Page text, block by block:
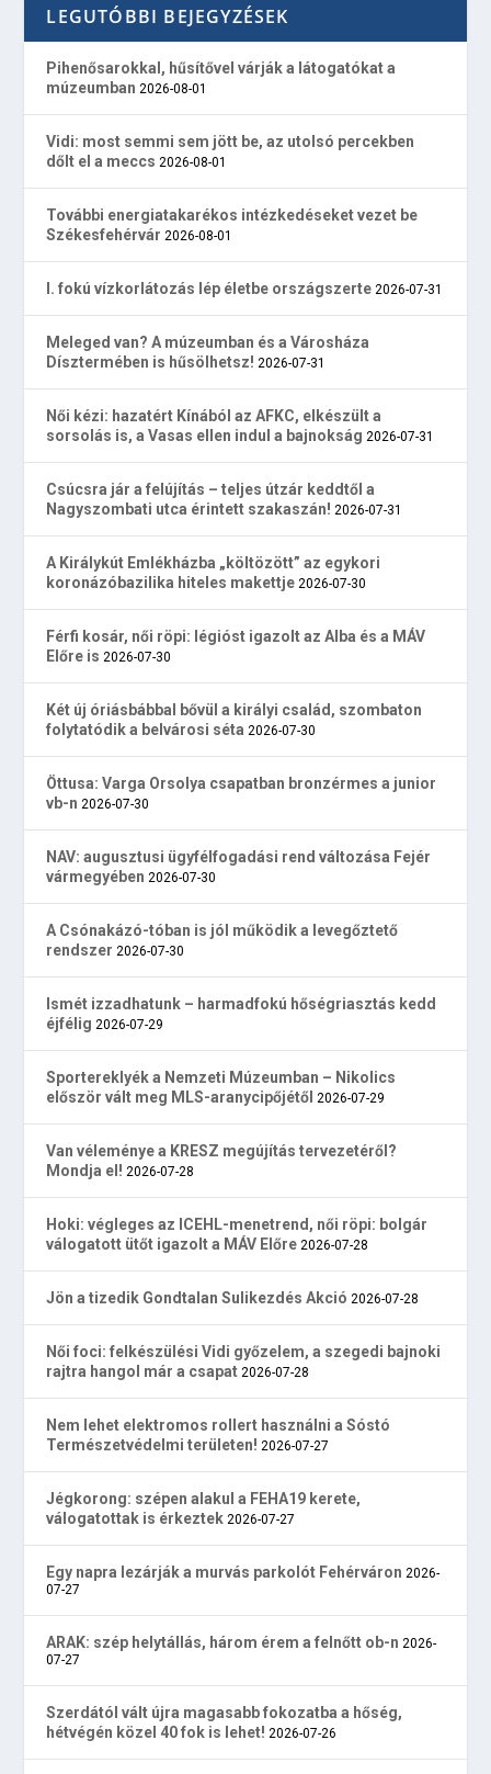
LEGUTÓBBI BEJEGYZÉSEK
Pihenősarokkal, hűsítővel várják a látogatókat a
múzeumban 2026-08-01
Vidi: most semmi sem jött be, az utolsó percekben
dőlt el a meccs 2026-08-01
További energiatakarékos intézkedéseket vezet be
Székesfehérvár 2026-08-01
I. fokú vízkorlátozás lép életbe országszerte 2026-07-31
Meleged van? A múzeumban és a Városháza
Dísztermében is hűsölhetsz! 2026-07-31
Női kézi: hazatért Kínából az AFKC, elkészült a
sorsolás is, a Vasas ellen indul a bajnokság 2026-07-31
Csúcsra jár a felújítás – teljes útzár keddtől a
Nagyszombati utca érintett szakaszán! 2026-07-31
A Királykút Emlékházba „költözött” az egykori
koronázóbazilika hiteles makettje 2026-07-30
Férfi kosár, női röpi: légióst igazolt az Alba és a MÁV
Előre is 2026-07-30
Két új óriásbábbal bővül a királyi család, szombaton
folytatódik a belvárosi séta 2026-07-30
Öttusa: Varga Orsolya csapatban bronzérmes a junior
vb-n 2026-07-30
NAV: augusztusi ügyfélfogadási rend változása Fejér
vármegyében 2026-07-30
A Csónakázó-tóban is jól működik a levegőztető
rendszer 2026-07-30
Ismét izzadhatunk – harmadfokú hőségriasztás kedd
éjfélig 2026-07-29
Sportereklyék a Nemzeti Múzeumban – Nikolics
először vált meg MLS-aranycipőjétől 2026-07-29
Van véleménye a KRESZ megújítás tervezetéről?
Mondja el! 2026-07-28
Hoki: végleges az ICEHL-menetrend, női röpi: bolgár
válogatott ütőt igazolt a MÁV Előre 2026-07-28
Jön a tizedik Gondtalan Sulikezdés Akció 2026-07-28
Női foci: felkészülési Vidi győzelem, a szegedi bajnoki
rajtra hangol már a csapat 2026-07-28
Nem lehet elektromos rollert használni a Sóstó
Természetvédelmi területen! 2026-07-27
Jégkorong: szépen alakul a FEHA19 kerete,
válogatottak is érkeztek 2026-07-27
Egy napra lezárják a murvás parkolót Fehérváron 2026-
07-27
ARAK: szép helytállás, három érem a felnőtt ob-n 2026-
07-27
Szerdától vált újra magasabb fokozatba a hőség,
hétvégén közel 40 fok is lehet! 2026-07-26